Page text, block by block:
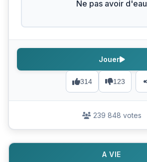
Ne pas avoir d'eau
314 123
Jouer
239 848 votes
A VIE